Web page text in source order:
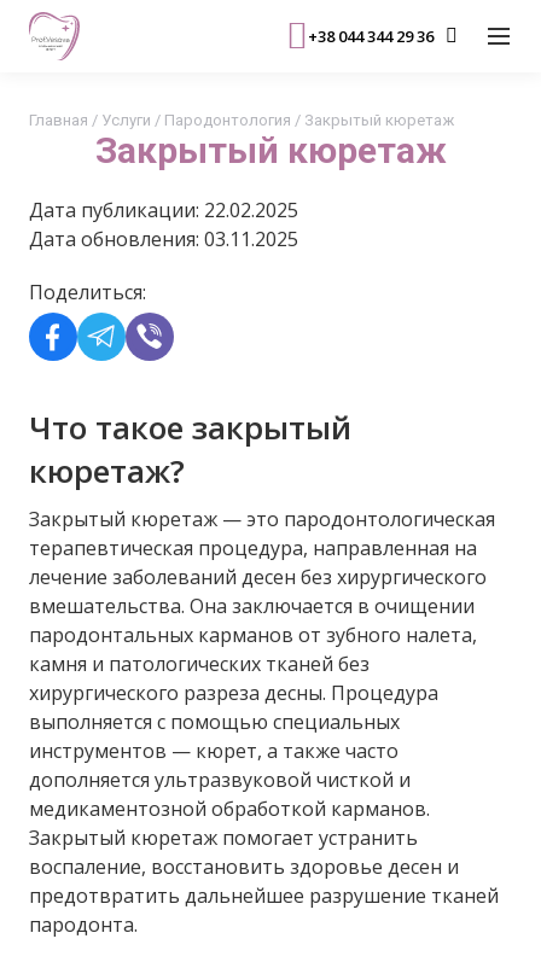
+38 044 344 29 36
Закрытый кюретаж
Главная / Услуги / Пародонтология / Закрытый кюретаж
Дата публикации: 22.02.2025
Дата обновления: 03.11.2025
Поделиться:
Что такое закрытый
кюретаж?
Закрытый кюретаж — это пародонтологическая
терапевтическая процедура, направленная на
лечение заболеваний десен без хирургического
вмешательства. Она заключается в очищении
пародонтальных карманов от зубного налета,
камня и патологических тканей без
хирургического разреза десны. Процедура
выполняется с помощью специальных
инструментов — кюрет, а также часто
дополняется ультразвуковой чисткой и
медикаментозной обработкой карманов.
Закрытый кюретаж помогает устранить
воспаление, восстановить здоровье десен и
предотвратить дальнейшее разрушение тканей
пародонта.